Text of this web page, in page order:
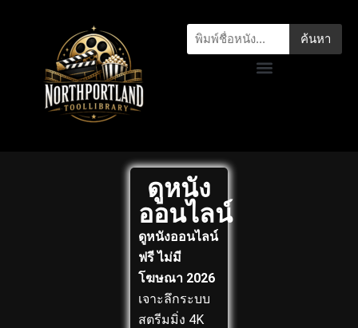
ค้นหา
ดูหนัง
ออนไลน์
ดูหนังออนไลน์
ฟรี ไม่มี
โฆษณา 2026
เจาะลึกระบบ
สตรีมมิ่ง 4K